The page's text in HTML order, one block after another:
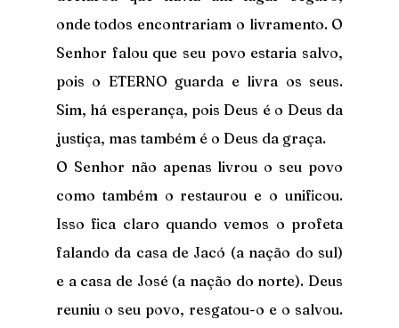
onde todos encontrariam o livramento. O
Senhor falou que seu povo estaria salvo,
pois o ETERNO guarda e livra os seus.
Sim, há esperança, pois Deus é o Deus da
justiça, mas também é o Deus da graça.
O Senhor não apenas livrou o seu povo
como também o restaurou e o unificou.
Isso fica claro quando vemos o profeta
falando da casa de Jacó (a nação do sul)
e a casa de José (a nação do norte). Deus
reuniu o seu povo, resgatou-o e o salvou.